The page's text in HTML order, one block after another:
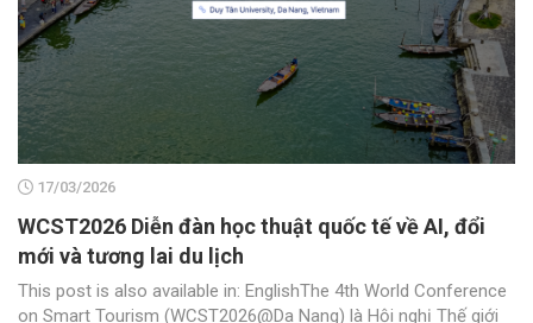
17/03/2026
WCST2026 Diễn đàn học thuật quốc tế về AI, đổi
mới và tương lai du lịch
This post is also available in: EnglishThe 4th World Conference
on Smart Tourism (WCST2026@Da Nang) là Hội nghị Thế giới